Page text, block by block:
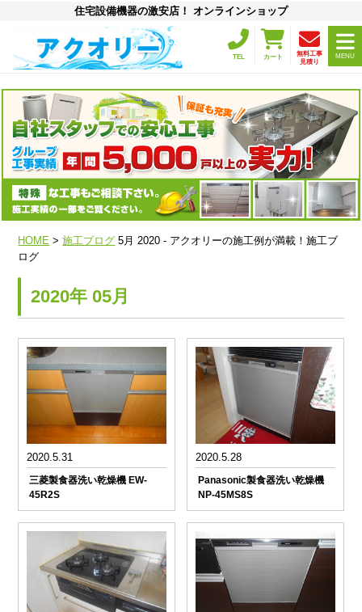
住宅設備機器の激安店！ オンラインショップ
TEL カート
無料工事
見積り
MENU
HOME >施工ブログ 5月 2020 - アクオリーの施工例が満載！施工ブ
ログ
2020年 05月
2020.5.31
三菱製食器洗い乾燥機 EW-
45R2S
2020.5.28
Panasonic製食器洗い乾燥機
NP-45MS8S